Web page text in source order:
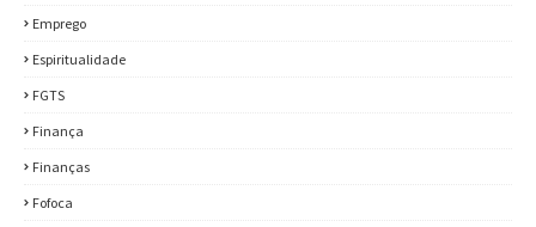
Emprego
Espiritualidade
FGTS
Finança
Finanças
Fofoca